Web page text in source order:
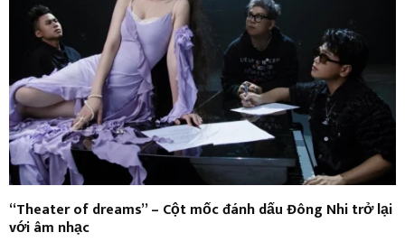
“Theater of dreams” – Cột mốc đánh dấu Đông Nhi trở lại
với âm nhạc